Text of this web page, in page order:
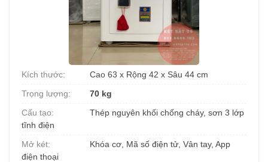
Kích thước:
Cao 63 x Rộng 42 x Sâu 44 cm
Trọng lượng:
70 kg
Cấu tạo:
Thép nguyên khối chống cháy, sơn 3 lớp
tĩnh điện
Mở két:
Khóa cơ, Mã số điện tử, Vân tay, App
điện thoại